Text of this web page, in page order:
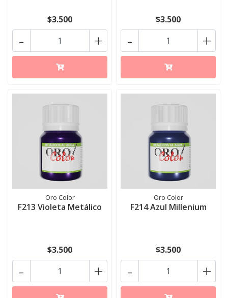
$3.500
+
-
$3.500
+
-
Oro Color
F213 Violeta Metálico
$3.500
+
-
Oro Color
F214 Azul Millenium
$3.500
+
-